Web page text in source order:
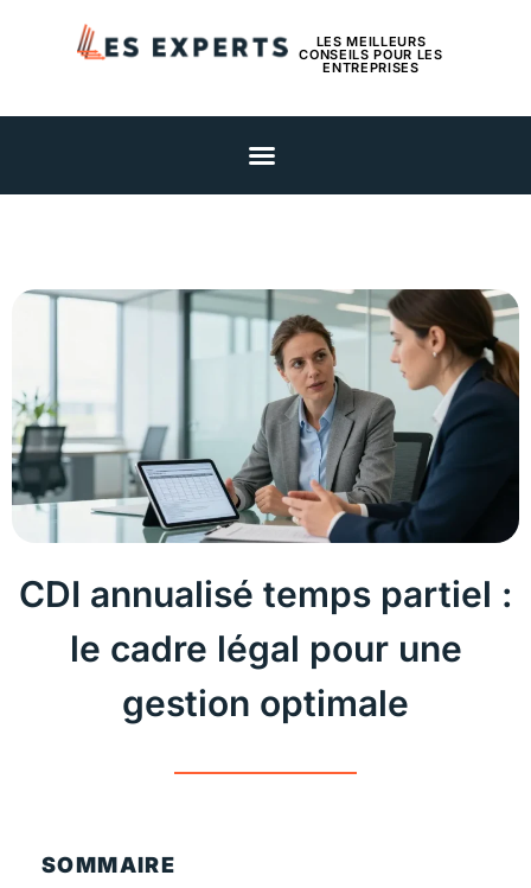
LES MEILLEURS
CONSEILS POUR LES
ENTREPRISES
CDI annualisé temps partiel :
le cadre légal pour une
gestion optimale
SOMMAIRE